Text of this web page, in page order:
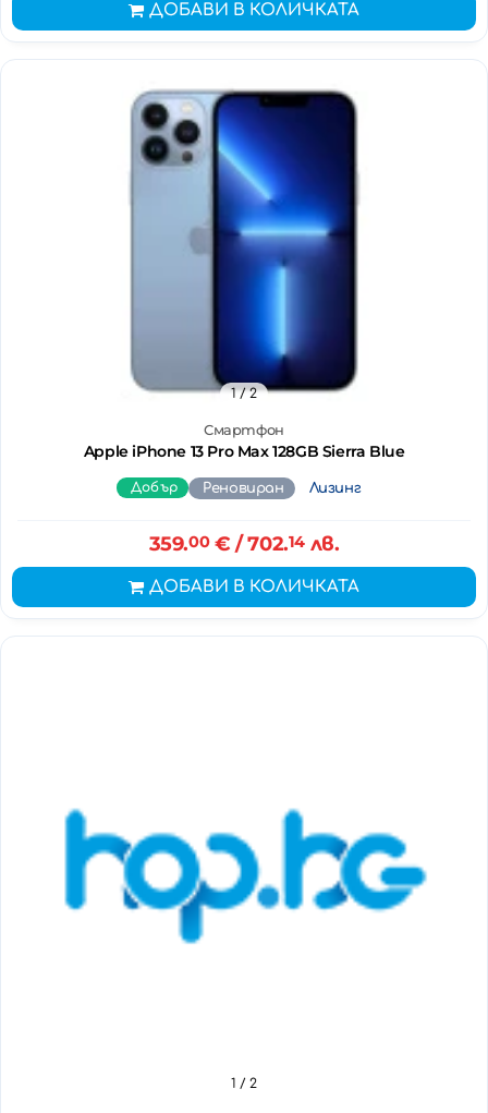
ДОБАВИ В КОЛИЧКАТА
Смартфон
Apple iPhone 13 Pro Max 128GB Sierra Blue
1/ 2
Добър Реновиран Лизинг
359.00€ / 702.14лв.
ДОБАВИ В КОЛИЧКАТА
1 / 2